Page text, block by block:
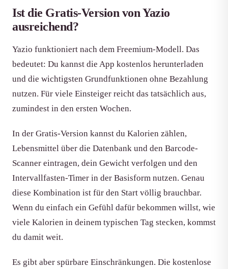
Ist die Gratis-Version von Yazio
ausreichend?
Yazio funktioniert nach dem Freemium-Modell. Das
bedeutet: Du kannst die App kostenlos herunterladen
und die wichtigsten Grundfunktionen ohne Bezahlung
nutzen. Für viele Einsteiger reicht das tatsächlich aus,
zumindest in den ersten Wochen.
In der Gratis-Version kannst du Kalorien zählen,
Lebensmittel über die Datenbank und den Barcode-
Scanner eintragen, dein Gewicht verfolgen und den
Intervallfasten-Timer in der Basisform nutzen. Genau
diese Kombination ist für den Start völlig brauchbar.
Wenn du einfach ein Gefühl dafür bekommen willst, wie
viele Kalorien in deinem typischen Tag stecken, kommst
du damit weit.
Es gibt aber spürbare Einschränkungen. Die kostenlose